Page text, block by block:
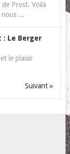
Prost. Voilà
...
: Le Berger
le plaisir
Suivant »